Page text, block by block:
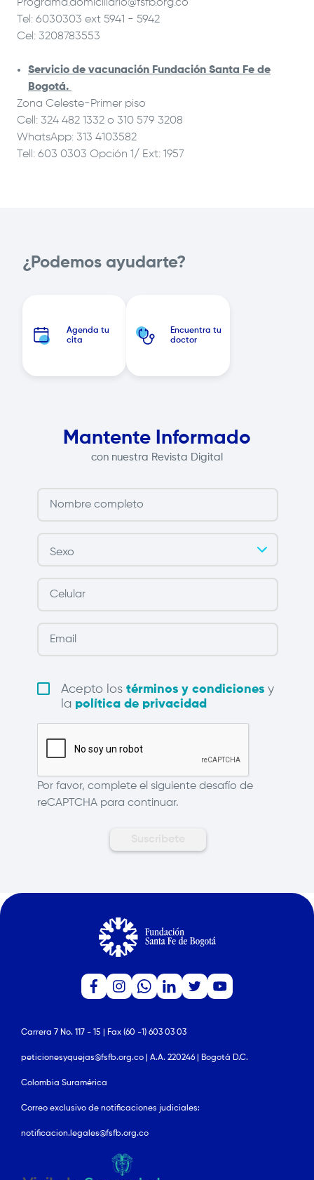
Programa.domiciliario@fsfb.org.co
Tel: 6030303 ext 5941 - 5942
Cel: 3208783553
Servicio de vacunación Fundación Santa Fe de
Bogotá.
Zona Celeste-Primer piso
Cell: 324 482 1332 o 310 579 3208
WhatsApp: 313 4103582
Tell: 603 0303 Opción 1/ Ext: 1957
¿Podemos ayudarte?
Agenda tu
cita
Encuentra tu
doctor
Mantente Informado
con nuestra Revista Digital
Acepto los términos y condiciones y
la política de privacidad
Por favor, complete el siguiente desafío de
reCAPTCHA para continuar.
Carrera 7 No. 117 - 15 | Fax (60 -1) 603 03 03
peticionesyquejas@fsfb.org.co | A.A. 220246 | Bogotá D.C.
Colombia Suramérica
Correo exclusivo de notificaciones judiciales:
notificacion.legales@fsfb.org.co